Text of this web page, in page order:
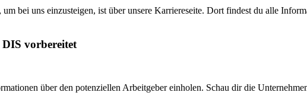
um bei uns einzusteigen, ist über unsere Karriereseite. Dort findest du alle
DIS vorbereitet
über den potenziellen Arbeitgeber einholen. Schau dir die